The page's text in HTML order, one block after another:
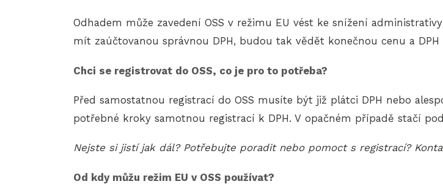
Odhadem může zavedení OSS v režimu EU vést ke snížení
mít zaúčtovanou správnou DPH, budou tak vědět konečnou cenu a DPH
Chci se registrovat do OSS, co je pro to potřeba?
Před samostatnou registrací do OSS musíte být již plátci DPH nebo
potřebné kroky samotnou registrací k DPH. V opačném případě stačí
Nejste si jistí jak dál? Potřebujte poradit nebo pomoct s registrací?
Od kdy můžu režim EU v OSS používat?